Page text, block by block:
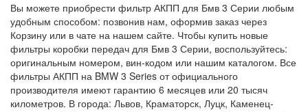
Вы можете приобрести фильтр АКПП для Бмв 3 Серии любым
удобным способом: позвонив нам, оформив заказ через
Корзину или в чате на нашем сайте. Чтобы купить новые
фильтры коробки передач для Бмв 3 Серии, воспользуйтесь:
оригинальным номером, вин-кодом или нашим каталогом. Все
фильтры АКПП на BMW 3 Series от официального
производителя имеют гарантию 6 месяцев или 20 тысяч
километров. В города: Львов, Краматорск, Луцк, Каменец-